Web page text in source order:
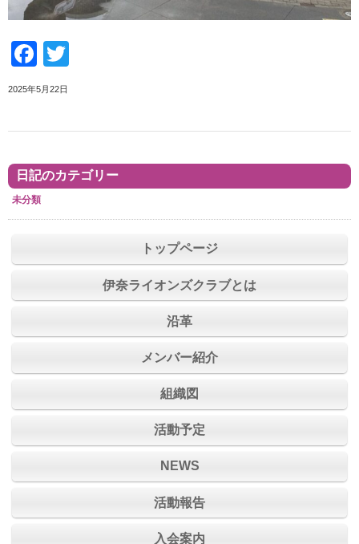
Facebook
2025年5月22日
日記のカテゴリー
未分類
トップページ
伊奈ライオンズクラブとは
沿革
メンバー紹介
組織図
活動予定
NEWS
活動報告
入会案内